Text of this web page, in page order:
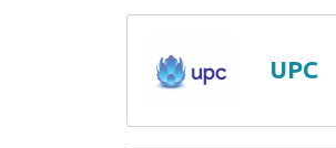
UPC